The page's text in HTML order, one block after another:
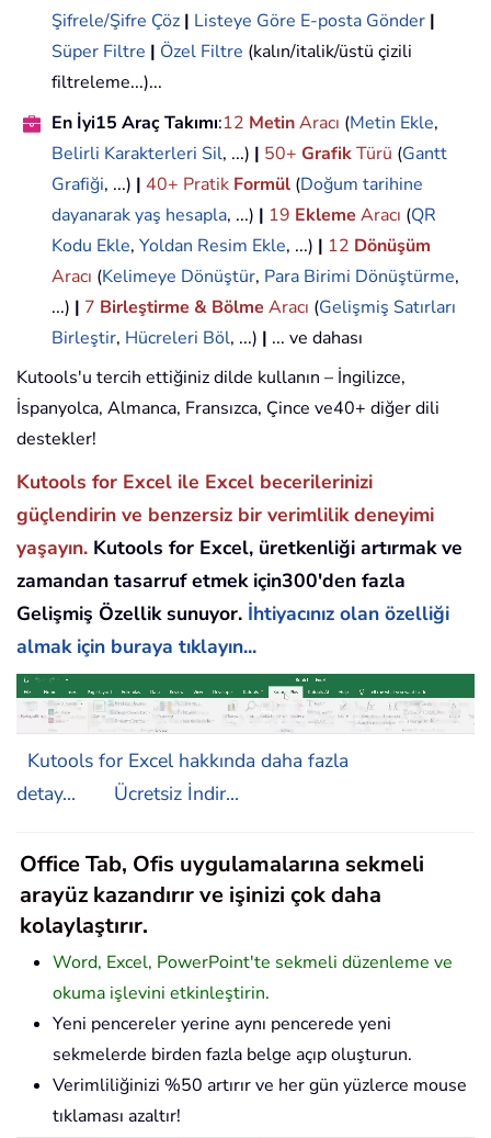
Şifrele/Şifre Çöz | Listeye Göre E-posta Gönder |
Süper Filtre | Özel Filtre (kalın/italik/üstü çizili
filtreleme...)...
En İyi15 Araç Takımı:12 MetinAracı (Metin Ekle,
Belirli Karakterleri Sil, ...) | 50+ GrafikTürü (Gantt
Grafiği, ...) | 40+ Pratik Formül (Doğum tarihine
dayanarak yaş hesapla, ...) | 19 Ekleme Aracı (QR
Kodu Ekle, Yoldan Resim Ekle, ...) | 12 Dönüşüm
Aracı (Kelimeye Dönüştür, Para Birimi Dönüştürme,
...) | 7 Birleştirme & Bölme Aracı (Gelişmiş Satırları
Birleştir, Hücreleri Böl, ...) | ... ve dahası
Kutools'u tercih ettiğiniz dilde kullanın – İngilizce,
İspanyolca, Almanca, Fransızca, Çince ve40+ diğer dili
destekler!
Kutools for Excel ile Excel becerilerinizi
güçlendirin ve benzersiz bir verimlilik deneyimi
yaşayın. Kutools for Excel, üretkenliği artırmak ve
zamandan tasarruf etmek için300'den fazla
Gelişmiş Özellik sunuyor. İhtiyacınız olan özelliği
almak için buraya tıklayın...
Kutools for Excel hakkında daha fazla
detay...
Ücretsiz İndir...
Office Tab, Ofis uygulamalarına sekmeli
arayüz kazandırır ve işinizi çok daha
kolaylaştırır.
Word, Excel, PowerPoint'te sekmeli düzenleme ve
okuma işlevini etkinleştirin.
Yeni pencereler yerine aynı pencerede yeni
sekmelerde birden fazla belge açıp oluşturun.
Verimliliğinizi %50 artırır ve her gün yüzlerce mouse
tıklaması azaltır!